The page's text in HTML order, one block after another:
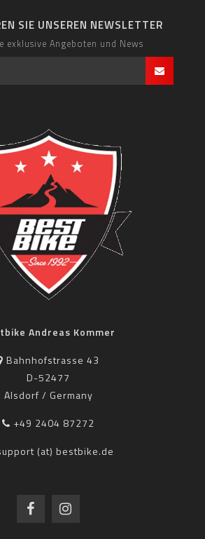
SIE UNSEREN NEWSLETTER
exklusive Angeboten und News
Andreas Kommer
Bahnhofstrasse 43
D-52477
Alsdorf / Germany
+49 2404 87272
(at) bestbike.de